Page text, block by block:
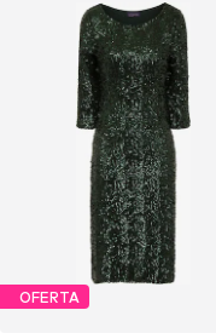
OFERTA